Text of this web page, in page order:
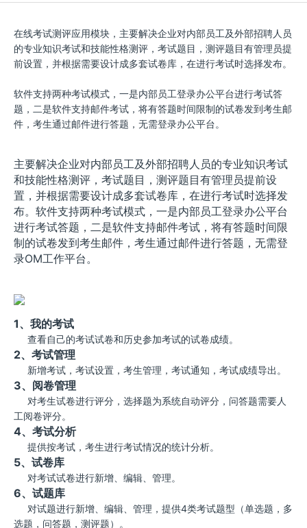
在线考试测评应用模块，主要解决企业对内部员工及外部招聘人员
的专业知识考试和技能性格测评，考试题目，测评题目有管理员提
前设置，并根据需要设计成多套试卷库，在进行考试时选择发布。
软件支持两种考试模式，一是内部员工登录办公平台进行考试答
题，二是软件支持邮件考试，将有答题时间限制的试卷发到考生邮
件，考生通过邮件进行答题，无需登录办公平台。
主要解决企业对内部员工及外部招聘人员的专业知识考试
和技能性格测评，考试题目，测评题目有管理员提前设
置，并根据需要设计成多套试卷库，在进行考试时选择发
布。软件支持两种考试模式，一是内部员工登录办公平台
进行考试答题，二是软件支持邮件考试，将有答题时间限
制的试卷发到考生邮件，考生通过邮件进行答题，无需登
录OM工作平台。
1、我的考试
查看自己的考试试卷和历史参加考试的试卷成绩。
2、考试管理
新增考试，考试设置，考生管理，考试通知，考试成绩导出。
3、阅卷管理
对考生试卷进行评分，选择题为系统自动评分，问答题需要人
工阅卷评分。
4、考试分析
提供按考试，考生进行考试情况的统计分析。
5、试卷库
对考试试卷进行新增、编辑、管理。
6、试题库
对试题进行新增、编辑、管理，提供4类考试题型（单选题，多
选题，问答题，测评题）。